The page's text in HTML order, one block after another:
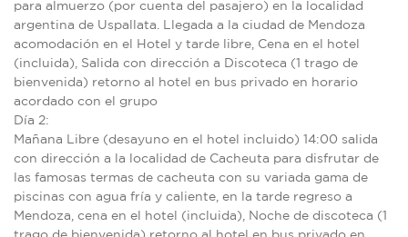
para almuerzo (por cuenta del pasajero) en la localidad
argentina de Uspallata. Llegada a la ciudad de Mendoza
acomodación en el Hotel y tarde libre, Cena en el hotel
(incluida), Salida con dirección a Discoteca (1 trago de
bienvenida) retorno al hotel en bus privado en horario
acordado con el grupo
Día 2:
Mañana Libre (desayuno en el hotel incluido) 14:00 salida
con dirección a la localidad de Cacheuta para disfrutar de
las famosas termas de cacheuta con su variada gama de
piscinas con agua fría y caliente, en la tarde regreso a
Mendoza, cena en el hotel (incluida), Noche de discoteca (1